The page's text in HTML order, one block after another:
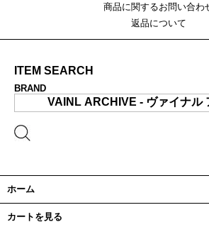
商品に関するお問い合わ
返品について
ITEM SEARCH
BRAND
ホーム
カートを見る